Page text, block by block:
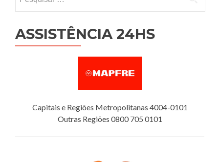
ASSISTÊNCIA 24HS
Capitais e Regiões Metropolitanas 4004-0101
Outras Regiões 0800 705 0101